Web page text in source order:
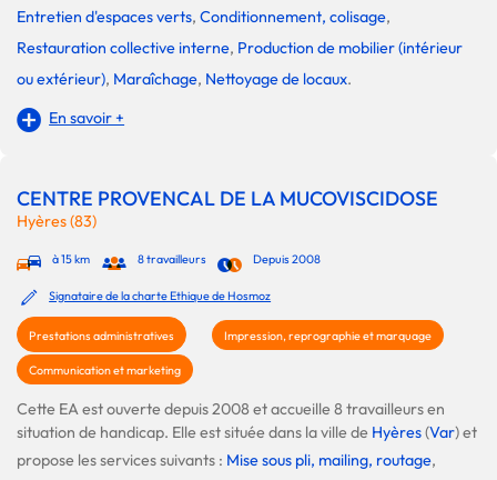
Entretien d'espaces verts, Conditionnement, colisage,
Restauration collective interne, Production de mobilier (intérieur
ou extérieur), Maraîchage, Nettoyage de locaux.
En savoir +
CENTRE PROVENCAL DE LA MUCOVISCIDOSE
Hyères (83)
à 15 km 8 travailleurs Depuis 2008
Signataire de la charte Ethique de Hosmoz
Prestations administratives Impression, reprographie et marquage
Communication et marketing
Cette EA est ouverte depuis 2008 et accueille 8 travailleurs en
situation de handicap. Elle est située dans la ville de Hyères(Var) et
propose les services suivants : Mise sous pli, mailing, routage,